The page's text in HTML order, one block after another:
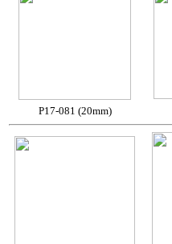
P17-081 (20mm)